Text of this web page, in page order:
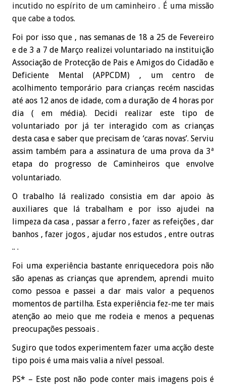
incutido no espírito de um caminheiro . É uma missão
que cabe a todos.
Foi por isso que , nas semanas de 18 a 25 de Fevereiro
e de 3 a 7 de Março realizei voluntariado na instituição
Associação de Protecção de Pais e Amigos do Cidadão e
Deficiente Mental (APPCDM) , um centro de
acolhimento temporário para crianças recém nascidas
até aos 12 anos de idade, com a duração de 4 horas por
dia ( em média). Decidi realizar este tipo de
voluntariado por já ter interagido com as crianças
desta casa e saber que precisam de ‘caras novas’. Serviu
assim também para a assinatura de uma prova da 3ª
etapa do progresso de Caminheiros
que envolve
voluntariado.
O trabalho lá realizado consistia em dar apoio às
auxiliares que lá trabalham e por isso ajudei na
limpeza da casa , passar a ferro , fazer as refeições , dar
banhos , fazer jogos , ajudar nos estudos , entre outras
.. .
Foi uma experiência bastante enriquecedora pois não
são apenas as crianças que aprendem, aprendi muito
como pessoa e passei a dar mais valor a pequenos
momentos de partilha. Esta experiência fez-me ter mais
atenção ao meio que me rodeia e menos a pequenas
preocupações pessoais .
Sugiro que todos experimentem fazer uma acção deste
tipo pois é uma mais valia a nível pessoal.
PS* – Este post não pode conter mais imagens pois é